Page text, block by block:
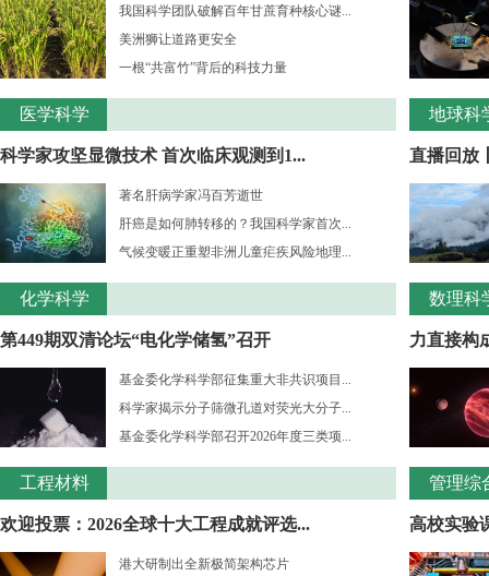
我国科学团队破解百年甘蔗育种核心谜...
美洲狮让道路更安全
一根“共富竹”背后的科技力量
医学科学
科学家攻坚显微技术 首次临床观测到1...
著名肝病学家冯百芳逝世
肝癌是如何肺转移的？我国科学家首次...
气候变暖正重塑非洲儿童疟疾风险地理...
化学科学
第449期双清论坛“电化学储氢”召开
基金委化学科学部征集重大非共识项目...
科学家揭示分子筛微孔道对荧光大分子...
基金委化学科学部召开2026年度三类项...
工程材料
欢迎投票：2026全球十大工程成就评选...
港大研制出全新极简架构芯片
地球科
直播回放
数理科
力直接构
管理综
高校实验